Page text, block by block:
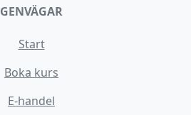
GENVÄGAR
Start
Boka kurs
E-handel